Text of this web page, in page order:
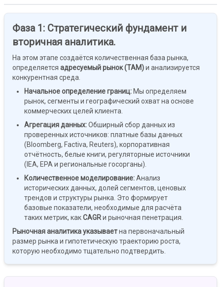
Фаза 1: Стратегический фундамент и
вторичная аналитика.
На этом этапе создаётся количественная база рынка,
определяется адресуемый рынок (TAM)и анализируется
конкурентная среда.
Начальное определение границ: Мы определяем
рынок, сегменты и географический охват на основе
коммерческих целей клиента.
Агрегация данных:Обширный сбор данных из
проверенных источников: платные базы данных
(Bloomberg, Factiva, Reuters), корпоративная
отчётность, белые книги, регуляторные источники
(IEA, EPA и региональные госорганы).
Количественное моделирование:Анализ
исторических данных, долей сегментов, ценовых
трендов и структуры рынка. Это формирует
базовые показатели, необходимые для расчёта
таких метрик, какCAGRи рыночная пенетрация.
Рыночная аналитика указываетна первоначальный
размер рынка и гипотетическую траекторию роста,
которую необходимо тщательно подтвердить.